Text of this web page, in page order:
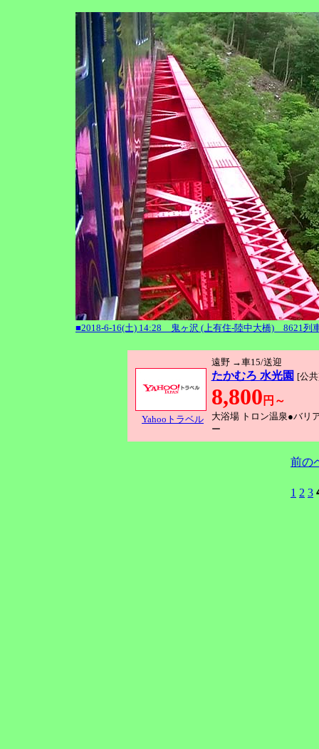
■2018-6-16(土) 14:28 鬼ヶ沢 (上有住-陸中大橋) 8621列
Yahooトラベル
遠野 →車15/送迎
たかむろ 水光園 [公
8,800 円～
大浴場 トロン温泉●バリ
ー
前の
1 2 3